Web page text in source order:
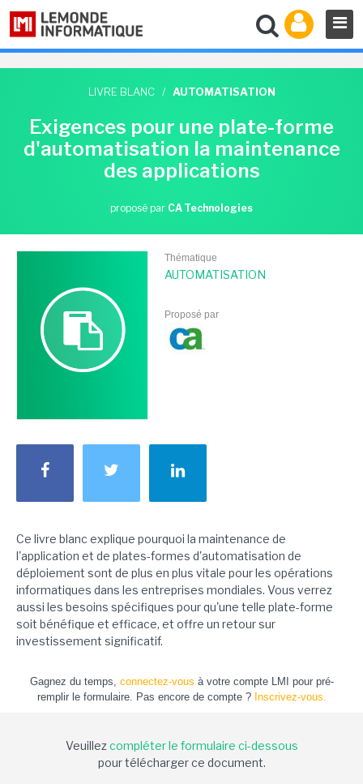
LIVRE BLANC / AUTOMATISATION
Exigences pour une plate-forme
d'automatisation la maintenance
des applications
proposé par CA Technologies
Thématique
AUTOMATISATION
Proposé par
Ce livre blanc explique pourquoi la maintenance de
l'application et de plates-formes d'automatisation de
déploiement sont de plus en plus vitale pour les opérations
informatiques dans les entreprises mondiales. Vous verrez
aussi les besoins spécifiques pour qu'une telle plate-forme
soit bénéfique et efficace, et offre un retour sur
investissement significatif.
Gagnez du temps, connectez-vous à votre compte LMI pour pré-
remplir le formulaire. Pas encore de compte ? Inscrivez-vous.
Veuillezcompléter le formulaire ci-dessous
pour télécharger ce document.